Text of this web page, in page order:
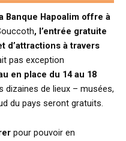
Banque Hapoalim offre à
, l’entrée gratuite
d’attractions à travers
pas exception
en place du 14 au 18
dizaines de lieux – musées,
du pays seront gratuits.
pour pouvoir en